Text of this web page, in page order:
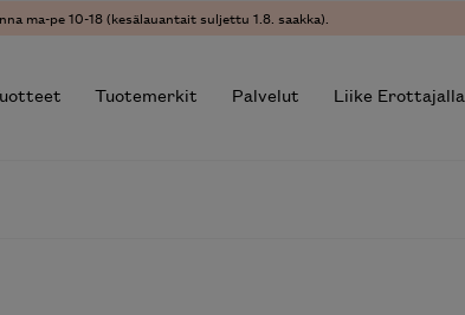
ma-pe 10-18 (kesälauantait suljettu 1.8. saakka).
Tuotemerkit Palvelut Liike Erottajalla